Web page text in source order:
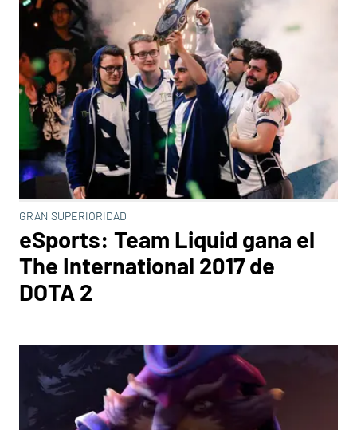
GRAN SUPERIORIDAD
eSports: Team Liquid gana el
The International 2017 de
DOTA 2